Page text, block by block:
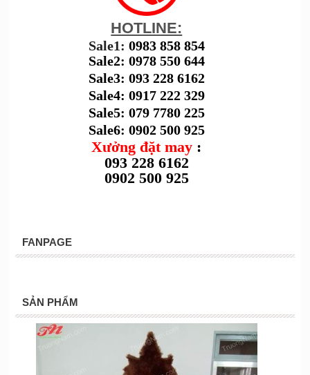
HOTLINE:
Sale1: 0983 858 854
Sale2: 0978 550 644
Sale3: 093 228 6162
Sale4: 0917 222 329
Sale5: 079 7780 225
Sale6: 0902 500 925
Xưởng đặt may :
093 228 6162
0902 500 925
FANPAGE
SẢN PHẨM